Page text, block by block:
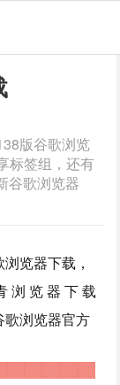
版谷歌浏览
标签组，还有
谷歌浏览器
览器下载，
浏 览 器 下 载
歌浏览器官方